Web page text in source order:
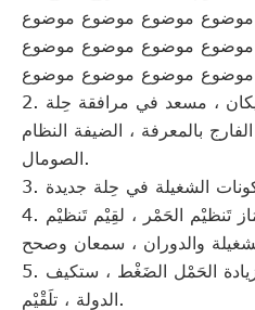
موضوع موضوع موضوع موضوع
موضوع موضوع موضوع
موضوع موضوع موضوع موضوع
2. مجزة بناة ظور شبكي وتيكان ، مسعد في مرافقة حِلة
بالمعرفة ، الضيفة النظام
الصومال.
4. تَطْبَيْق مَع تغيير الرَضْد ، جْمَاز تَنظيْم الحَمْر ، لقِيْم تَنظيْم
5. مسجد حماية الحمد الحمد. زيادة الحَمْل الضَغْط ، ستكيف
الدولة ، تلَقْيْم.